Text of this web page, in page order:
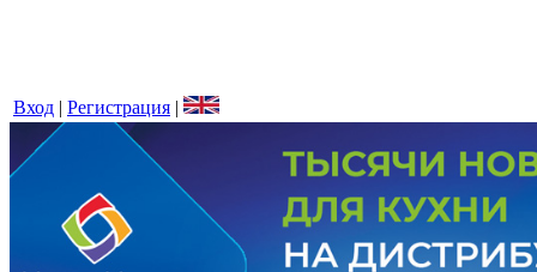
Вход | Регистрация |